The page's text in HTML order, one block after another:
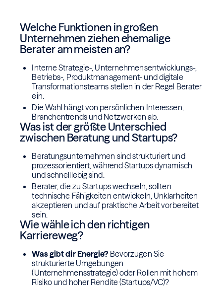
Welche Funktionen in großen
Unternehmen ziehen ehemalige
Berater am meisten an?
Interne Strategie-, Unternehmensentwicklungs-,
Betriebs-, Produktmanagement- und digitale
Transformationsteams stellen in der Regel Berater
ein.
Die Wahl hängt von persönlichen Interessen,
Branchentrends und Netzwerken ab.
Was ist der größte Unterschied
zwischen Beratung und Startups?
Beratungsunternehmen sind strukturiert und
prozessorientiert, während Startups dynamisch
und schnelllebig sind.
Berater, die zu Startups wechseln, sollten
technische Fähigkeiten entwickeln, Unklarheiten
akzeptieren und auf praktische Arbeit vorbereitet
sein.
Wie wähle ich den richtigen
Karriereweg?
Was gibt dir Energie? Bevorzugen Sie
strukturierte Umgebungen
(Unternehmensstrategie) oder Rollen mit hohem
Risiko und hoher Rendite (Startups/VC)?